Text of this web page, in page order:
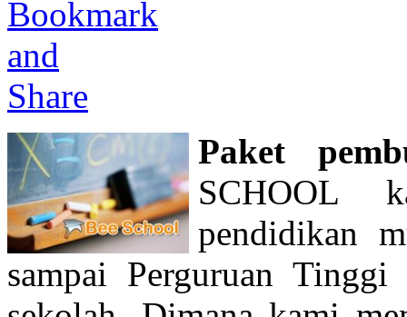
Paket
SCHOOL
pendidikan
sampai Perguruan